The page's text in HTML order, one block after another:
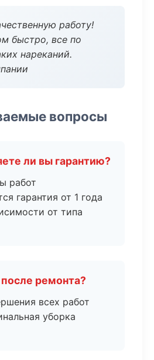
работу!
быстро, все по
нареканий.
вопросы
ли вы гарантию?
работ
гарантия от 1 года
от типа
ремонта?
всех работ
уборка